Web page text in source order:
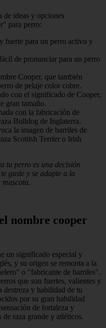
de ideas y opciones
para perro:
fuerte para un perro activo y
de pronunciar para un perro
Cooper, que también
de pelaje color cobre.
con el significado de Cooper,
gran tamaño.
con la fabricación de
Bulldog de Inglaterra.
la imagen de barriles de
Scottish Terrier o Irish
tu perro es una decisión
guste y se adapte a la
nombre cooper
un significado especial y
y su origen se remonta a la
o "fabricante de barriles".
que son fuertes, valientes y
destreza y habilidad de tu
por su gran habilidad
de fortaleza y
de raza grande y atléticos.